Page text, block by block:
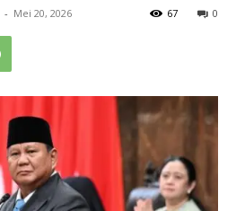
- Mei 20, 2026 0
67